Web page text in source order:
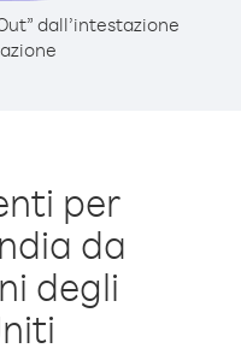
dall’intestazione
per
da
degli